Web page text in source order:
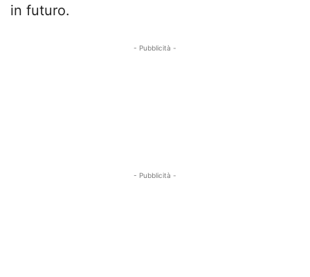
in futuro.
- Pubblicità -
- Pubblicità -